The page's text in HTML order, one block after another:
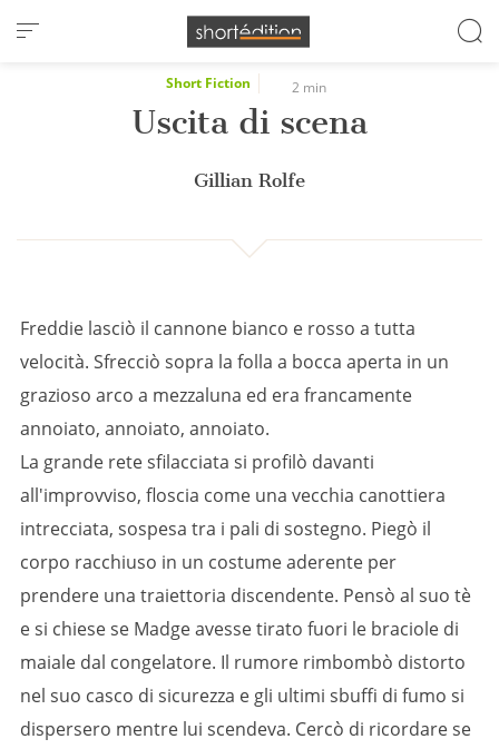
Cookies management panel
Short Fiction 2 min
Uscita di scena
Gillian Rolfe
Freddie lasciò il cannone bianco e rosso a tutta
velocità. Sfrecciò sopra la folla a bocca aperta in un
grazioso arco a mezzaluna ed era francamente
annoiato, annoiato, annoiato.
La grande rete sfilacciata si profilò davanti
all'improvviso, floscia come una vecchia canottiera
intrecciata, sospesa tra i pali di sostegno. Piegò il
corpo racchiuso in un costume aderente per
prendere una traiettoria discendente. Pensò al suo tè
e si chiese se Madge avesse tirato fuori le braciole di
maiale dal congelatore. Il rumore rimbombò distorto
nel suo casco di sicurezza e gli ultimi sbuffi di fumo si
dispersero mentre lui scendeva. Cercò di ricordare se